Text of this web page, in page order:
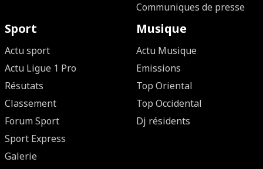
Communiques de presse
Sport
Actu sport
Actu Ligue 1 Pro
Résutats
Classement
Forum Sport
Sport Express
Galerie
Musique
Actu Musique
Emissions
Top Oriental
Top Occidental
Dj résidents